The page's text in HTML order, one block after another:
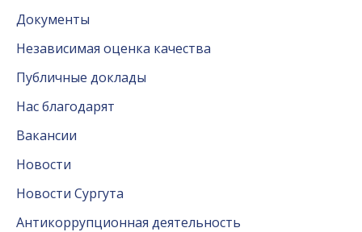
Документы
Независимая оценка качества
Публичные доклады
Нас благодарят
Вакансии
Новости
Новости Сургута
Антикоррупционная деятельность